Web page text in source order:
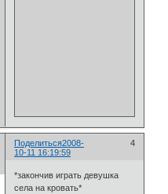
Поделиться 4
2008-
10-11 16:19:59
*закончив играть девушка
села на кровать*